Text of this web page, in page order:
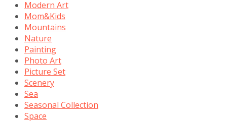
Modern Art
Mom&Kids
Mountains
Nature
Painting
Photo Art
Picture Set
Scenery
Sea
Seasonal Collection
Space